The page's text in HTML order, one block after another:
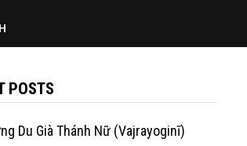
POSTS
Du Già Thánh Nữ (Vajrayoginī)